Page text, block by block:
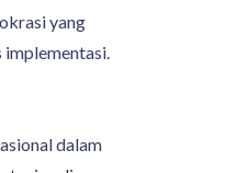
yang
implementasi.
dalam